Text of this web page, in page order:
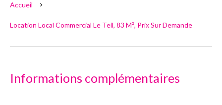
Accueil
Location Local Commercial Le Teil, 83 M², Prix Sur Demande
Informations complémentaires